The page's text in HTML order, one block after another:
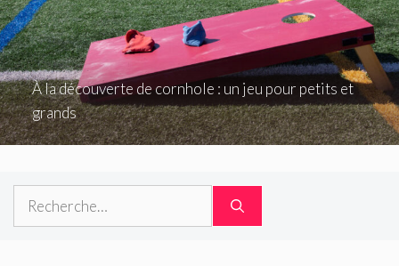
À la découverte de cornhole : un jeu pour petits et
grands
Rechercher :